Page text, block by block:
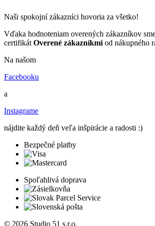
Naši spokojní zákazníci hovoria za všetko!
Vďaka hodnoteniam overených zákazníkov
certifikát Overené zákazníkmi od nákupného
Na našom
Facebooku
a
Instagrame
nájdite každý deň veľa inšpirácie a radosti :)
Bezpečné platby
Spoľahlivá doprava
© 2026 Studio 51 s.r.o.